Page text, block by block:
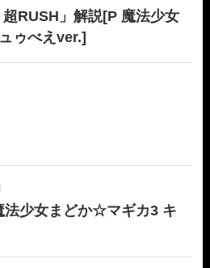
RUSH」解説[P 魔法少女
ゥべえver.]
法少女まどか☆マギカ3 キ